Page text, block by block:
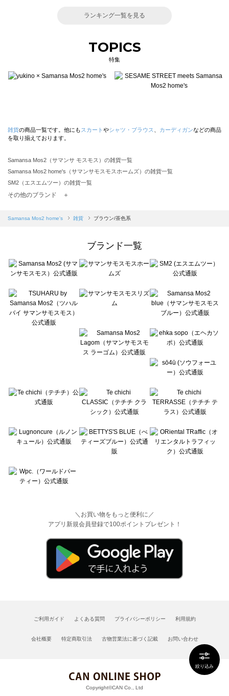
絞り込み
ランキング一覧を見る
TOPICS
特集
雑貨の商品一覧です。他にも スカート やシャツ・ブラウス カーディガンなどの商品
を取り揃えております。
Samansa Mos2（サマンサ モスモス）の雑貨一覧
Samansa Mos2 home's（サマンサモスモスホームズ）の雑貨一覧
SM2（エスエムツー）の雑貨一覧
TSUHARU by Samansa Mos2（ツハルバイサマンサモスモス）の雑貨一覧
Samansa Mos2 blue（サマンサモスモス ブルー）の雑貨一覧
sō4ū（ソウフォーユー）の雑貨一覧
Te chichi（テチチ）の雑貨一覧
Te chichi CLASSIC（テチチ クラシック）の雑貨一覧
Lugnoncure（ルノンキュール）の雑貨一覧
BETTY'S BLUE（べティーズブルー）の雑貨一覧
Wpc.（ワールドパーティー）の雑貨一覧
その他のブランド ＋
Samansa Mos2 home's 雑貨 ブラウン/茶色系
ブランド一覧
＼お買い物をもっと便利に／
アプリ新規会員登録で100ポイントプレゼント！
ご利用ガイド よくある質問 プライバシーポリシー 利用規約
会社概要 特定商取引法 古物営業法に基づく記載 お問い合わせ
Copyright©CAN Co., Ltd